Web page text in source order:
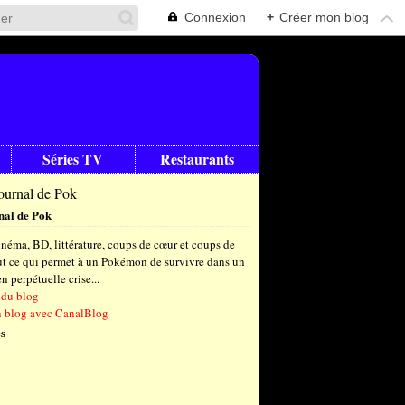
Connexion + Créer mon blog
Séries TV Restaurants
de Pok
BD, littérature, coups de cœur et coups de
ce qui permet à un Pokémon de survivre dans un
perpétuelle crise...
blog
blog avec CanalBlog